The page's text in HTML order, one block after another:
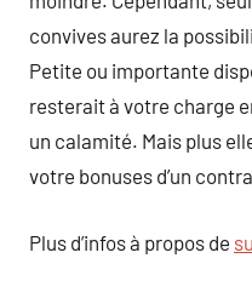
convives aurez la
Petite ou importante
resterait à votre charge
un calamité. Mais plus
votre bonuses d’un
Plus d’infos à propos de